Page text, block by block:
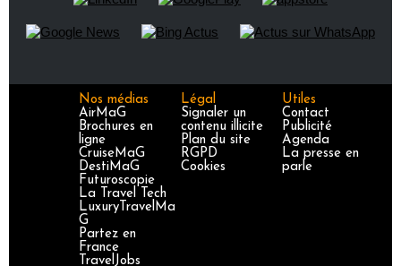
Nos médias
AirMaG
Brochures en
ligne
CruiseMaG
DestiMaG
Futuroscopie
La Travel Tech
LuxuryTravelMa
G
Partez en
France
TravelJobs
Légal
Signaler un
contenu illicite
Plan du site
RGPD
Cookies
Utiles
Contact
Publicité
Agenda
La presse en
parle